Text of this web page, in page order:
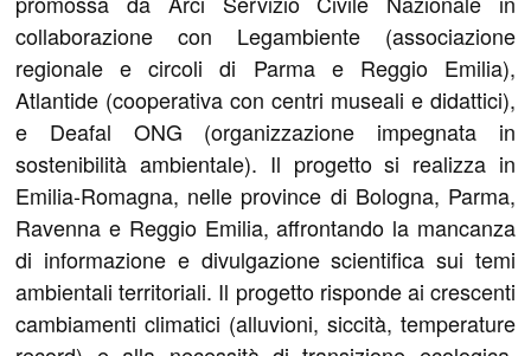
collaborazione con Legambiente (associazione
regionale e circoli di Parma e Reggio Emilia),
Atlantide (cooperativa con centri museali e didattici),
e Deafal ONG (organizzazione impegnata in
sostenibilità ambientale). Il progetto si realizza in
Emilia-Romagna, nelle province di Bologna, Parma,
Ravenna e Reggio Emilia, affrontando la mancanza
di informazione e divulgazione scientifica sui temi
ambientali territoriali. Il progetto risponde ai crescenti
cambiamenti climatici (alluvioni, siccità, temperature